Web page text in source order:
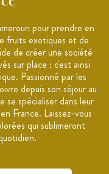
pour prendre en
fruits exotiques et de
de créer une société
sur place : c'est ainsi
Passionné par les
depuis son séjour au
se spécialiser dans leur
France. Laissez-vous
qui sublimeront